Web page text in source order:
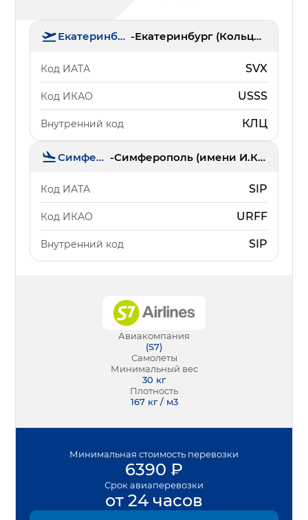
Екатеринбург - Екатеринбург (Кольцово)
Код ИАТА SVX
Код ИКАО USSS
Внутренний код КЛЦ
Симферополь - Симферополь (имени И.К. Айвазовского)
Код ИАТА SIP
Код ИКАО URFF
Внутренний код SIP
Авиакомпания
(S7)
Самолеты
Минимальный вес
30 кг
Плотность
167 кг / м3
Минимальная стоимость перевозки
6390 ₽
Срокавиаперевозки
от 24 часов